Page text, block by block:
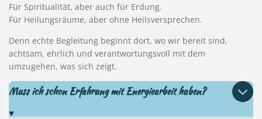
Für Spiritualität, aber auch für Erdung.
Für Heilungsräume, aber ohne Heilsversprechen.
Denn echte Begleitung beginnt dort, wo wir bereit sind,
achtsam, ehrlich und verantwortungsvoll mit dem
umzugehen, was sich zeigt.
Muss ich schon Erfahrung mit Energiearbeit haben?